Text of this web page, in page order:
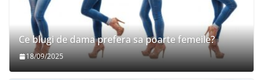
Ce blugi de dama prefera sa poarte femeile?
18/09/2025